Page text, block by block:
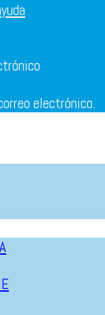
electrónico.